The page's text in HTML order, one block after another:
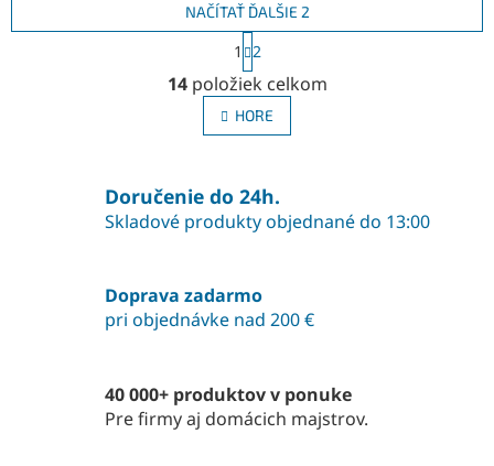
O
v
l
á
c
i
e
v
k
ý
p
i
NAČÍTAŤ ĎALŠIE 2
S
t
r
á
n
k
a
n
i
1 2
14položiek celkom
HORE
Doručenie do 24h.
Skladové produkty objednané do 13:00
Doprava zadarmo
pri objednávke nad 200 €
40 000+ produktov v ponuke
Pre firmy aj domácich majstrov.